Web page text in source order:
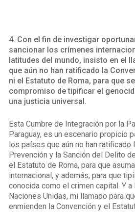
4. Con el fin de investigar
sancionar los crímenes
latitudes del mundo, insisto en el
que aún no han ratificado la
ni el Estatuto de Roma, para que
compromiso de tipificar el
una justicia universal.
Esta Cumbre de Integración por la
Paraguay, es un escenario propicio
los países que aún no han ratificado
Prevención y la Sanción del Delito
el Estatuto de Roma, para que
internacional, y además, para que
conocida como el crimen capital. Y a
Naciones Unidas, mi llamado para
enmienden la Convención y el